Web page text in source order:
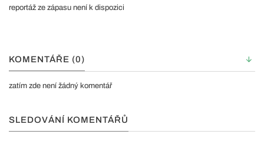
reportáž ze zápasu není k dispozici
KOMENTÁŘE (0)
zatím zde není žádný komentář
SLEDOVÁNÍ KOMENTÁŘŮ